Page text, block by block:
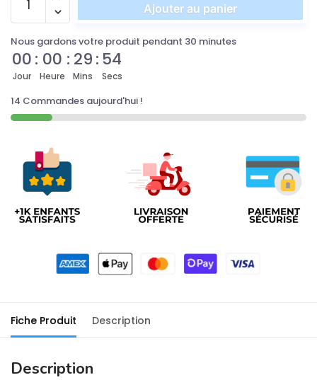
Ajouter au panier
Nous gardons votre produit pendant 30 minutes
00
Jour
: 00
Heure
: 29
Mins
:54
Secs
14 Commandes aujourd'hui !
Fiche Produit Description
Description